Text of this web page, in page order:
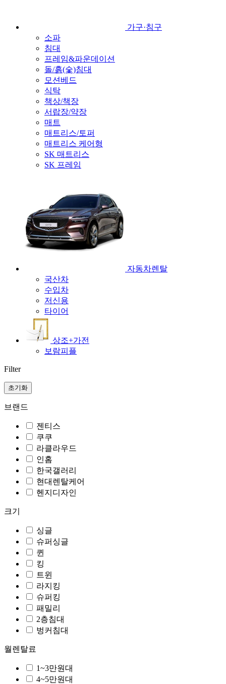
가구·침구
소파
침대
프레임&파운데이션
돌/흙(숯)침대
모션베드
식탁
책상/책장
서랍장/약장
매트
매트리스/토퍼
매트리스 케어형
SK 매트리스
SK 프레임
자동차렌탈
국산차
수입차
저신용
타이어
상조+가전
보람피플
Filter
초기화
브랜드
젠티스
쿠쿠
라클라우드
인홈
한국갤러리
현대렌탈케어
헨지디자인
크기
싱글
슈퍼싱글
퀸
킹
트윈
라지킹
슈퍼킹
패밀리
2층침대
벙커침대
월렌탈료
1~3만원대
4~5만원대